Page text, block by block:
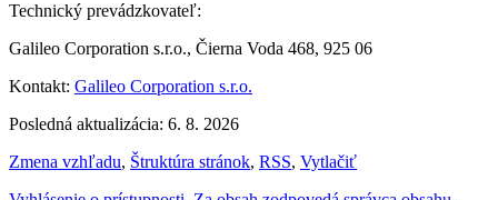
Technický prevádzkovateľ:
Galileo Corporation s.r.o., Čierna Voda 468, 925 06
Kontakt: Galileo Corporation s.r.o.
Posledná aktualizácia: 6. 8. 2026
Zmena vzhľadu, Štruktúra stránok, RSS, Vytlačiť